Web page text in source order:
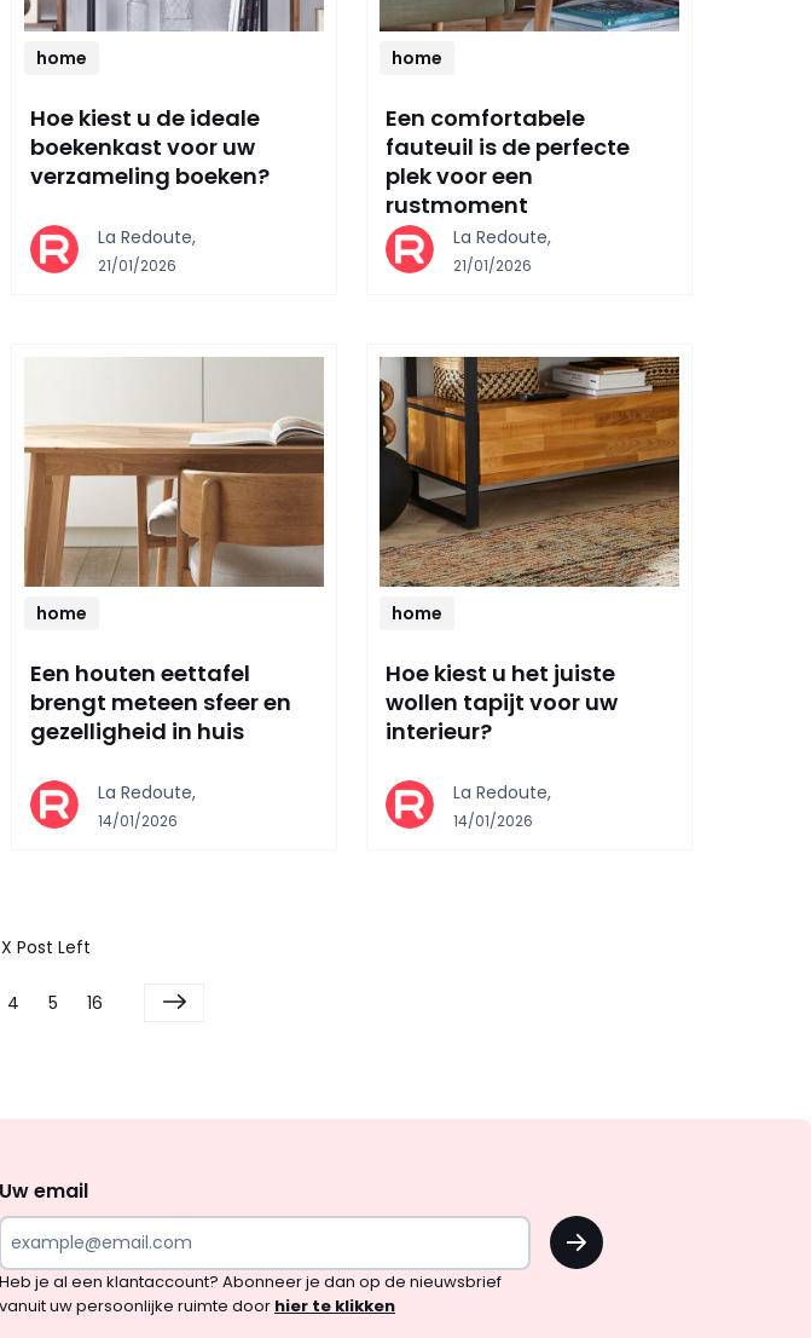
home
Hoe kiest u de ideale
boekenkast voor uw
verzameling boeken?
La Redoute,
21/01/2026
home
Een comfortabele
fauteuil is de perfecte
plek voor een
rustmoment
La Redoute,
21/01/2026
home
Een houten eettafel
brengt meteen sfeer en
gezelligheid in huis
La Redoute,
14/01/2026
home
Hoe kiest u het juiste
wollen tapijt voor uw
interieur?
La Redoute,
14/01/2026
Post Left
4 5 16
naar
inspiratie
en
verrassingen?
Uw email
OK
Heb je al een klantaccount? Abonneer je dan op de nieuwsbrief
vanuit uw persoonlijke ruimte door hier te klikken